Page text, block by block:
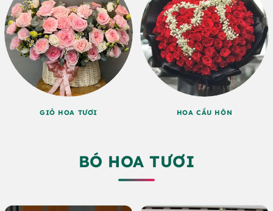
GIỎ HOA TƯƠI HOA CẦU HÔN
BÓ HOA TƯƠI